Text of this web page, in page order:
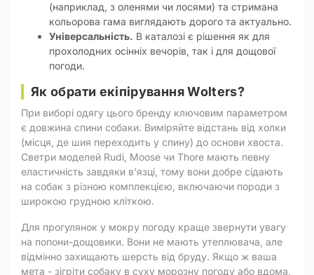
(наприклад, з оленями чи лосями) та стримана
кольорова гама виглядають дорого та актуально.
Універсальність. В каталозі є рішення як для
прохолодних осінніх вечорів, так і для дощової
погоди.
Як обрати екіпірування Wolters?
При виборі одягу цього бренду ключовим параметром
є довжина спини собаки. Виміряйте відстань від холки
(місця, де шия переходить у спину) до основи хвоста.
Светри моделей Rudi, Moose чи Thore мають певну
еластичність завдяки в'язці, тому вони добре сідають
на собак з різною комплекцією, включаючи породи з
широкою грудною кліткою.
Для прогулянок у мокру погоду краще звернути увагу
на попони-дощовики. Вони не мають утеплювача, але
відмінно захищають шерсть від бруду. Якщо ж ваша
мета - зігріти собаку в суху морозну погоду або вдома,